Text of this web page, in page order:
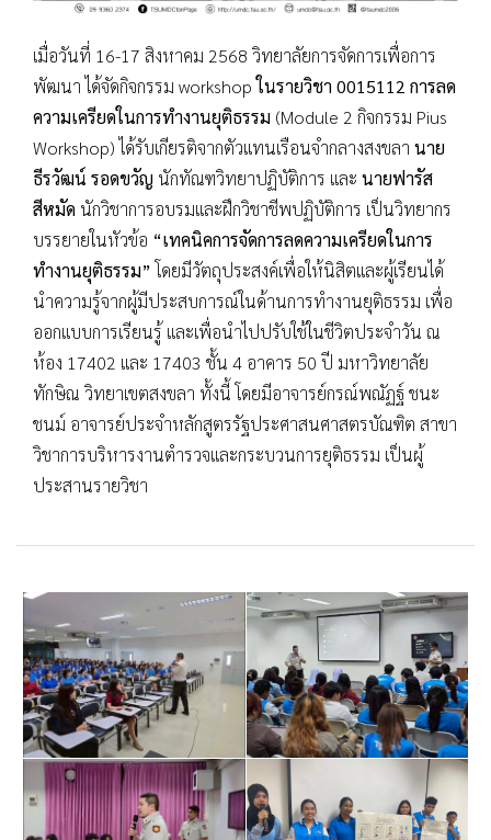
เมื่อวันที่ 16-17 สิงหาคม 2568 วิทยาลัยการจัดการเพื่อการ
พัฒนา ได้จัดกิจกรรม workshopในรายวิชา 0015112 การลด
ความเครียดในการทำงานยุติธรรม (Module 2 กิจกรรม Pius
Workshop) ได้รับเกียรติจากตัวแทนเรือนจำกลางสงขลา นาย
ธีรวัฒน์ รอดขวัญ นักทัณฑวิทยาปฏิบัติการ และ นายฟารัส
สีหมัด นักวิชาการอบรมและฝึกวิชาชีพปฏิบัติการ เป็นวิทยากร
บรรยายในหัวข้อ “เทคนิคการจัดการลดความเครียดในการ
ทำงานยุติธรรม”โดยมีวัตถุประสงค์เพื่อให้นิสิตและผู้เรียนได้
นำความรู้จากผู้มีประสบการณ์ในด้านการทำงานยุติธรรม เพื่อ
ออกแบบการเรียนรู้ และเพื่อนำไปปรับใช้ในชีวิตประจำวัน ณ
ห้อง 17402 และ 17403 ชั้น 4 อาคาร 50 ปี มหาวิทยาลัย
ทักษิณ วิทยาเขตสงขลา ทั้งนี้ โดยมีอาจารย์กรณ์พณัฏฐ์ ชนะ
ชนม์ อาจารย์ประจำหลักสูตรรัฐประศาสนศาสตรบัณฑิต สาขา
วิชาการบริหารงานตำรวจและกระบวนการยุติธรรม เป็นผู้
ประสานรายวิชา